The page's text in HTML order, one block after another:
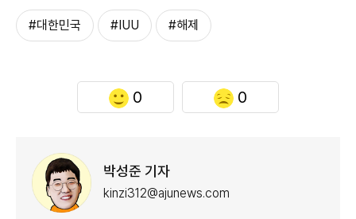
#대한민국 #IUU #해제
0 0
박성준 기자
kinzi312@ajunews.com